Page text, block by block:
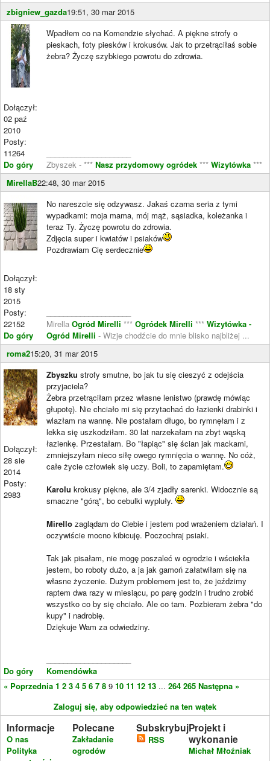
zbigniew_gazda19:51, 30 mar 2015
Dołączył:
02 paź
2010
Posty:
11264
Do góry
Wpadłem co na Komendzie słychać. A piękne strofy o
pieskach, foty piesków i krokusów. Jak to przetrąciłaś sobie
żebra? Życzę szybkiego powrotu do zdrowia.
Zbyszek - *** Nasz przydomowy ogródek *** Wizytówka ***
MirellaB22:48, 30 mar 2015
Dołączył:
18 sty
2015
Posty:
22152
Do góry
No nareszcie się odzywasz. Jakaś czarna seria z tymi
wypadkami: moja mama, mój mąż, sąsiadka, koleżanka i
teraz Ty. Życzę powrotu do zdrowia.
Zdjęcia super i kwiatów i psiaków
Pozdrawiam Cię serdecznie
Mirella Ogród Mirelli *** Ogródek Mirelli *** Wizytówka -
Ogród Mirelli - Wizje chodźcie do mnie blisko najbliżej ...
roma215:20, 31 mar 2015
Dołączył:
28 sie
2014
Posty:
2983
Do góry
Zbyszku strofy smutne, bo jak tu się cieszyć z odejścia
przyjaciela?
Żebra przetrąciłam przez własne lenistwo (prawdę mówiąc
głupotę). Nie chciało mi się przytachać do łazienki drabinki i
wlazłam na wannę. Nie postałam długo, bo rymnęłam i z
lekka się uszkodziłam. 30 lat narzekałam na zbyt wąską
łazienkę. Przestałam. Bo "łapiąc" się ścian jak mackami,
zmniejszyłam nieco siłę owego rymnięcia o wannę. No cóż,
całe życie człowiek się uczy. Boli, to zapamiętam.
Karolu krokusy piękne, ale 3/4 zjadły sarenki. Widocznie są
smaczne "górą", bo cebulki wypluły.
Mirello zaglądam do Ciebie i jestem pod wrażeniem działań. I
oczywiście mocno kibicuję. Poczochraj psiaki.
Tak jak pisałam, nie mogę poszaleć w ogrodzie i wściekła
jestem, bo roboty dużo, a ja jak gamoń załatwiłam się na
własne życzenie. Dużym problemem jest to, że jeździmy
raptem dwa razy w miesiącu, po parę godzin i trudno zrobić
wszystko co by się chciało. Ale co tam. Pozbieram żebra "do
kupy" i nadrobię.
Dziękuje Wam za odwiedziny.
Komendówka
« Poprzednia 1 2 3 4 5 6 7 8 9 10 11 12 13 ... 264 265 Następna »
Zaloguj się, aby odpowiedzieć na ten wątek
Informacje
O nas
Polityka
Polecane
Zakładanie
ogrodów
Subskrybuj
RSS
Projekt i
wykonanie
Michał Młoźniak